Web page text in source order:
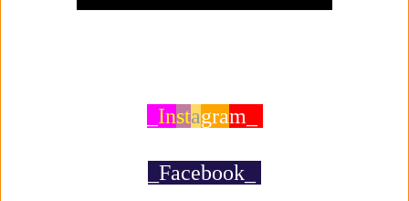
Instagram_
_Facebook_